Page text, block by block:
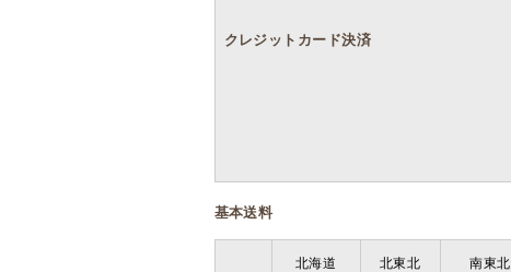
クレジットカード決済
基本送料
北海道 北東北 南東北